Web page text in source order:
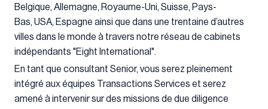
Belgique, Allemagne, Royaume-Uni, Suisse, Pays-
Bas, USA, Espagne ainsi que dans une trentaine d’autres
villes dans le monde à travers notre réseau de cabinets
indépendants "Eight International".
En tant que consultant Senior, vous serez pleinement
intégré aux équipes Transactions Services et serez
amené à intervenir sur des missions de due diligence